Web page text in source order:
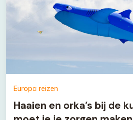
Europa reizen
Haaien en orka’s bij de